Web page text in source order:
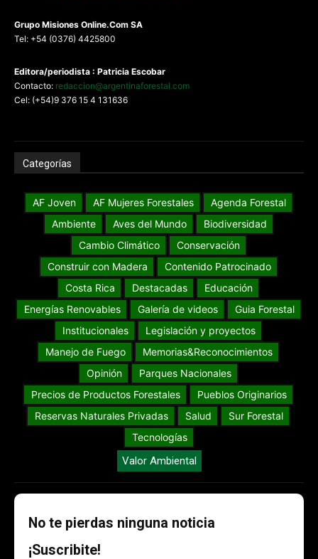
Grupo Misiones Online.Com SA
Tel: +54 (0376) 4425800
Editora/periodista : Patricia Escobar
Contacto: redaccion@argentinaforestal.com
Cel: (+54)9 376 15 4 131636
Categorías
AF Joven AF Mujeres Forestales
Agenda Forestal
Ambiente
Aves del Mundo
Biodiversidad
Cambio Climático
Conservación
Construir con Madera
Contenido Patrocinado
Costa Rica
Destacadas
Educación
Energías Renovables
Galería de videos
Guia Forestal
Institucionales
Legislación y proyectos
Manejo de Fuego
Memorias&Reconocimientos
Opinión
Parques Nacionales
Precios de Productos Forestales
Pueblos Originarios
Reservas Naturales Privadas
Salud
Sur Forestal
Tecnologías
Valor Ambiental
No te pierdas ninguna noticia
¡Suscribite!